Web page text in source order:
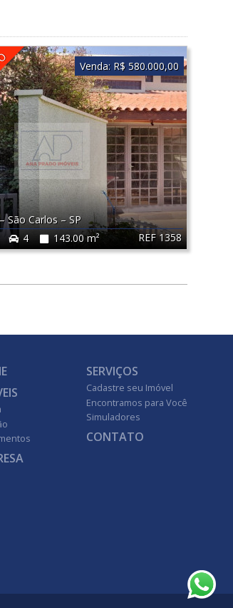
REF 1358
–São Carlos–SP
4 143.00 m²
Venda: R$ 580.000,00
SERVIÇOS
Cadastre seu Imóvel
Encontramos para Você
Simuladores
CONTATO